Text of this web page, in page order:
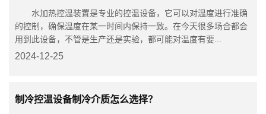
水加热控温装置是专业的控温设备，它可以对温度进行准确
的控制，确保温度在某一时间内保持一致。在今天很多场合都会
用到此设备，不管是生产还是实验，都可能对温度有要...
2024-12-25
制冷控温设备制冷介质怎么选择？